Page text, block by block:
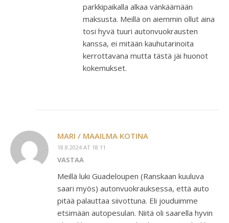
parkkipaikalla alkaa vänkäämään
maksusta. Meillä on aiemmin ollut aina
tosi hyvä tuuri autonvuokrausten
kanssa, ei mitään kauhutarinoita
kerrottavana mutta tästä jäi huonot
kokemukset.
MARI / MAAILMA KOTINA
18.8.2024 AT 18:11
VASTAA
Meillä luki Guadeloupen (Ranskaan kuuluva
saari myös) autonvuokrauksessa, että auto
pitää palauttaa siivottuna. Eli jouduimme
etsimään autopesulan. Niitä oli saarella hyvin